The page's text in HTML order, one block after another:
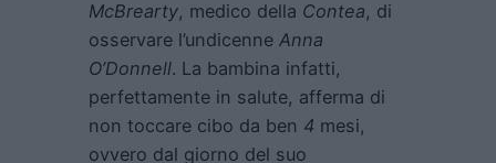
McBrearty, medico della Contea, di
osservare l’undicenne Anna
O’Donnell. La bambina infatti,
perfettamente in salute, afferma di
non toccare cibo da ben 4 mesi,
ovvero dal giorno del suo